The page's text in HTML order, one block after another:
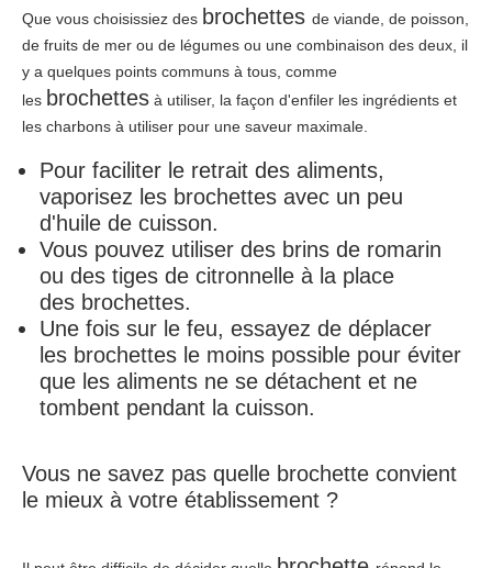
Que vous choisissiez des brochettes de viande, de poisson,
de fruits de mer ou de légumes ou une combinaison des deux, il
y a quelques points communs à tous, comme
les brochettes à utiliser, la façon d'enfiler les ingrédients et
les charbons à utiliser pour une saveur maximale.
Pour faciliter le retrait des aliments,
vaporisez les brochettes avec un peu
d'huile de cuisson.
Vous pouvez utiliser des brins de romarin
ou des tiges de citronnelle à la place
des brochettes.
Une fois sur le feu, essayez de déplacer
les brochettes le moins possible pour éviter
que les aliments ne se détachent et ne
tombent pendant la cuisson.
Vous ne savez pas quelle brochette convient
le mieux à votre établissement ?